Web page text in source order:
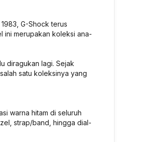
G-Shock terus
ini merupakan koleksi ana-
diragukan lagi. Sejak
satu koleksinya yang
warna hitam di seluruh
strap/band, hingga dial-